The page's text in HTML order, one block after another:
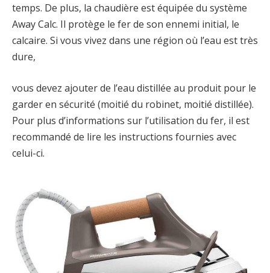
temps. De plus, la chaudière est équipée du système
Away Calc. Il protège le fer de son ennemi initial, le
calcaire. Si vous vivez dans une région où l’eau est très
dure,
vous devez ajouter de l’eau distillée au produit pour le
garder en sécurité (moitié du robinet, moitié distillée).
Pour plus d’informations sur l’utilisation du fer, il est
recommandé de lire les instructions fournies avec
celui-ci.